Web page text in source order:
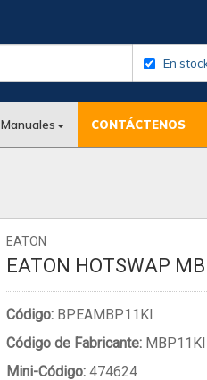
En
Manuales CONTÁCTENOS
EATON
EATON HOTSWAP
Código: BPEAMBP11KI
Código de Fabricante: MBP11KI
Mini-Código: 474624